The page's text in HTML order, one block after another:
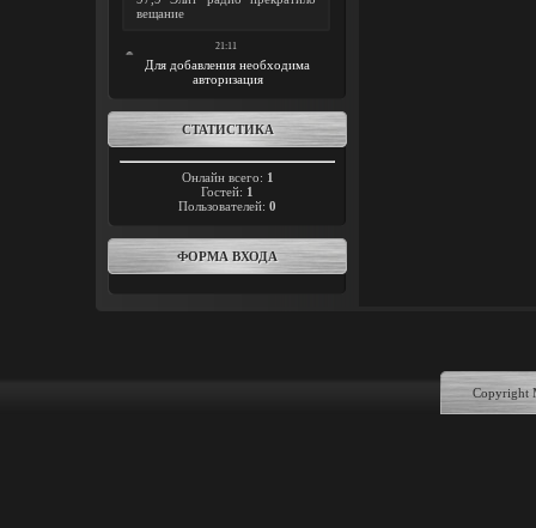
Для добавления необходима
авторизация
СТАТИСТИКА
Онлайн всего: 1
Гостей: 1
Пользователей: 0
ФОРМА ВХОДА
Copyright